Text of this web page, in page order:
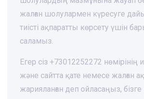
жалған шолулармен күресуге
тиісті ақпаратты көрсету үшін
саламыз.
Егер сіз +73012252272 нөмірінің
және сайтта қате немесе жалған
жарияланған деп ойласаңыз,